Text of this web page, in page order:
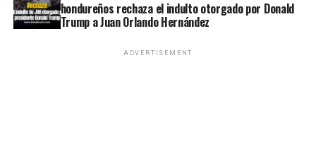
hondureños rechaza el indulto otorgado por Donald
Trump a Juan Orlando Hernández
ADVERTISEMENT